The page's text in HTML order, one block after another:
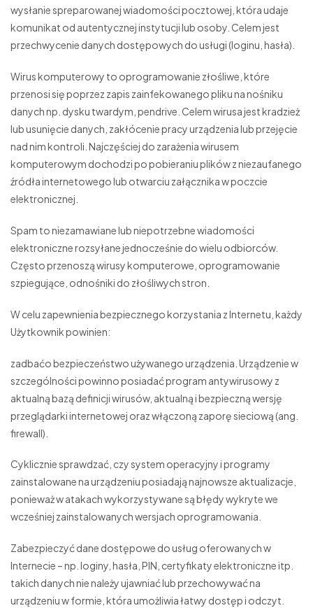
wysłanie spreparowanej wiadomości pocztowej, która udaje
komunikat od autentycznej instytucji lub osoby. Celem jest
przechwycenie danych dostępowych do usługi (loginu, hasła).
Wirus komputerowy to oprogramowanie złośliwe, które
przenosi się poprzez zapis zainfekowanego pliku na nośniku
danych np. dysku twardym, pendrive. Celem wirusa jest kradzież
lub usunięcie danych, zakłócenie pracy urządzenia lub przejęcie
nad nim kontroli. Najczęściej do zarażenia wirusem
komputerowym dochodzi po pobieraniu plików z niezaufanego
źródła internetowego lub otwarciu załącznika w poczcie
elektronicznej.
Spam to niezamawiane lub niepotrzebne wiadomości
elektroniczne rozsyłane jednocześnie do wielu odbiorców.
Często przenoszą wirusy komputerowe, oprogramowanie
szpiegujące, odnośniki do złośliwych stron.
W celu zapewnienia bezpiecznego korzystania z Internetu, każdy
Użytkownik powinien:
zadbaćo bezpieczeństwo używanego urządzenia. Urządzenie w
szczególności powinno posiadać program antywirusowy z
aktualną bazą definicji wirusów, aktualną i bezpieczną wersję
przeglądarki internetowej oraz włączoną zaporę sieciową (ang.
firewall).
Cyklicznie sprawdzać, czy system operacyjny i programy
zainstalowane na urządzeniu posiadają najnowsze aktualizacje,
ponieważ w atakach wykorzystywane są błędy wykryte we
wcześniej zainstalowanych wersjach oprogramowania.
Zabezpieczyć dane dostępowe do usług oferowanych w
Internecie – np. loginy, hasła, PIN, certyfikaty elektroniczne itp.
takich danych nie należy ujawniać lub przechowywać na
urządzeniu w formie, która umożliwia łatwy dostęp i odczyt.